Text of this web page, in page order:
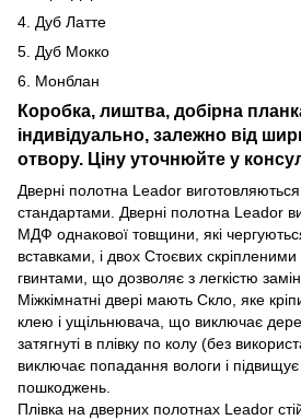
4. Дуб Латте
5. Дуб Мокко
6. Монблан
Коробка, лиштва, добірна
індивідуально, залежно від
отвору. Ціну уточнюйте у
Дверні полотна Leador
стандартами. Дверні полотна Leador
МДФ однакової товщини, які
вставками, і двох Стоєвих
гвинтами, що дозволяє з легкістю
Міжкімнатні двері мають Скло, яке
клею і ущільнювача, що виключає
затягнуті в плівку по колу (без
виключає попадання вологи і підвищує
пошкоджень.
Плівка на дверних полотнах Leador